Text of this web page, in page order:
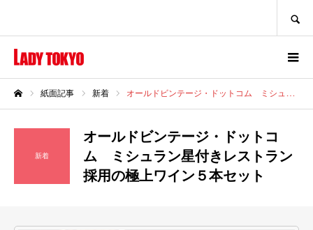
紙面記事 新着 オールドビンテージ・ドットコム ミシュラン星付きレストラン採用の極上ワイン５本セット
新着
オールドビンテージ・ドットコ
ム ミシュラン星付きレストラン
採用の極上ワイン５本セット